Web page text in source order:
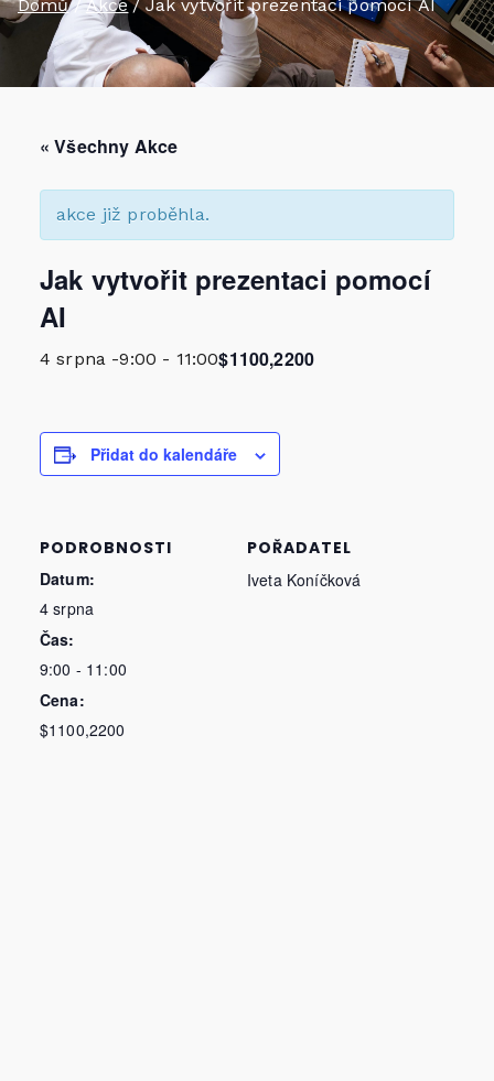
Domů Akce Jak vytvořit prezentaci pomocí AI
« Všechny Akce
akce již proběhla.
Jak vytvořit prezentaci pomocí
AI
4 srpna -9:00 - 11:00$1100,2200
Přidat do kalendáře
PODROBNOSTI
Datum:
4 srpna
Čas:
9:00 - 11:00
Cena:
$1100,2200
POŘADATEL
Iveta Koníčková